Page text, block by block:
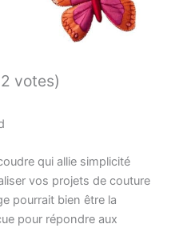
votes)
qui allie simplicité
vos projets de couture
pourrait bien être la
pour répondre aux